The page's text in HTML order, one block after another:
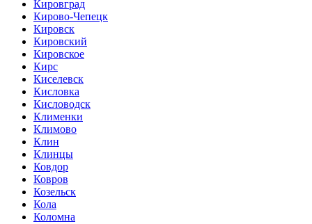
Кировград
Кирово-Чепецк
Кировск
Кировский
Кировское
Кирс
Киселевск
Кисловка
Кисловодск
Клименки
Климово
Клин
Клинцы
Ковдор
Ковров
Козельск
Кола
Коломна